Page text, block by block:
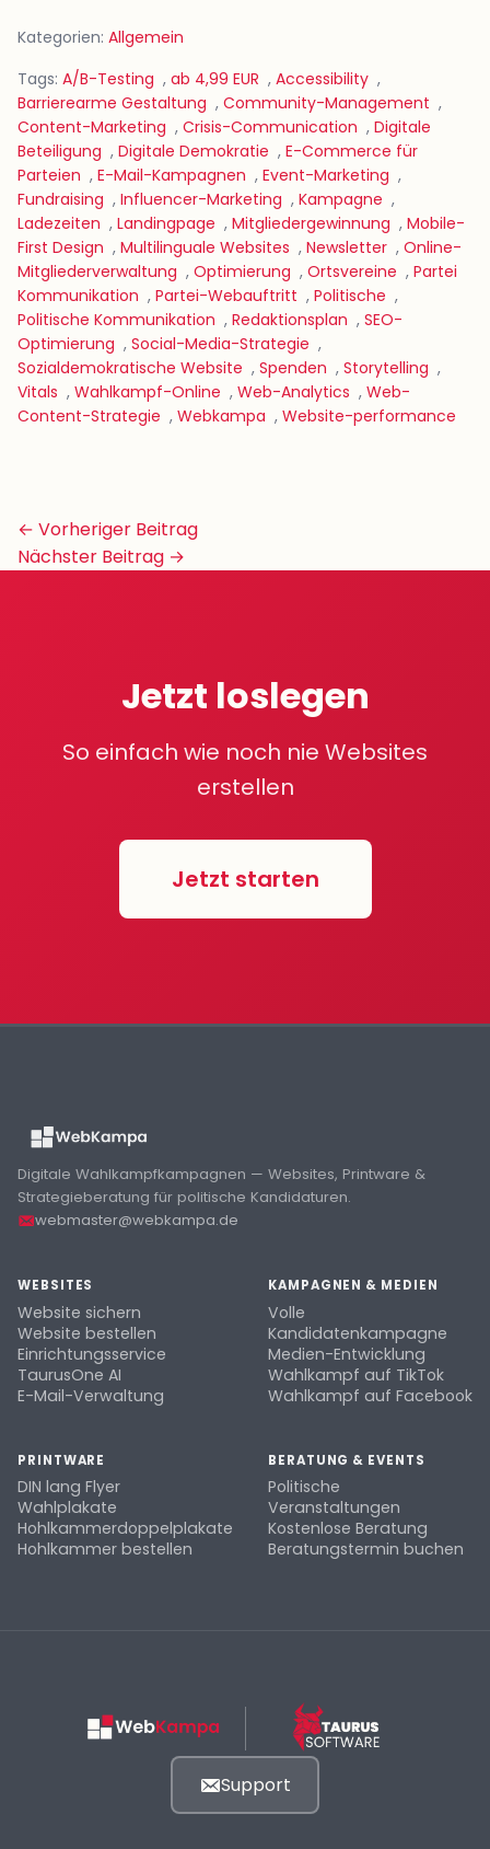
Kategorien: Allgemein
Tags: A/B-Testing , ab 4,99 EUR , Accessibility ,
Barrierearme Gestaltung , Community-Management ,
Content-Marketing , Crisis-Communication , Digitale
Beteiligung , Digitale Demokratie , E-Commerce für
Parteien , E-Mail-Kampagnen , Event-Marketing ,
Fundraising , Influencer-Marketing , Kampagne ,
Ladezeiten , Landingpage , Mitgliedergewinnung , Mobile-
First Design , Multilinguale Websites , Newsletter , Online-
Mitgliederverwaltung , Optimierung , Ortsvereine , Partei
Kommunikation , Partei-Webauftritt , Politische ,
Politische Kommunikation , Redaktionsplan , SEO-
Optimierung , Social-Media-Strategie ,
Sozialdemokratische Website , Spenden , Storytelling ,
Vitals , Wahlkampf-Online , Web-Analytics , Web-
Content-Strategie , Webkampa , Website-performance
Beitrags-
Navigation
← Vorheriger Beitrag
Nächster Beitrag →
Jetzt loslegen
So einfach wie noch nie Websites
erstellen
Jetzt starten
Digitale Wahlkampfkampagnen — Websites, Printware &
Strategieberatung für politische Kandidaturen.
webmaster@webkampa.de
WEBSITES
Website sichern
Website bestellen
Einrichtungsservice
TaurusOne AI
E-Mail-Verwaltung
KAMPAGNEN & MEDIEN
Volle
Kandidatenkampagne
Medien-Entwicklung
Wahlkampf auf TikTok
Wahlkampf auf Facebook
PRINTWARE
DIN lang Flyer
Wahlplakate
Hohlkammerdoppelplakate
Hohlkammer bestellen
BERATUNG & EVENTS
Politische
Veranstaltungen
Kostenlose Beratung
Beratungstermin buchen
Support